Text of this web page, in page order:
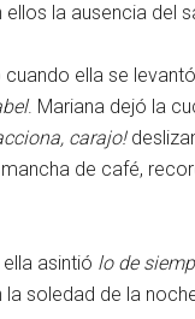
la ausencia del
ella se
. Mariana dejó la
carajo!
de café,
ella asintió lo de
la soledad de la